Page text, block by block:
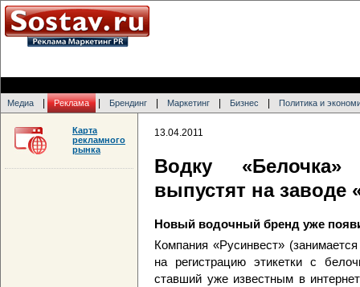
Медиа Реклама Брендинг Маркетинг Бизнес Политика и
13.04.2011
Водку «Белочка»
выпустят на заводе
Новый водочный бренд уже
Компания «Русинвест»
на регистрацию этикетки с
ставший уже известным в
Карта
рекламного
рынка